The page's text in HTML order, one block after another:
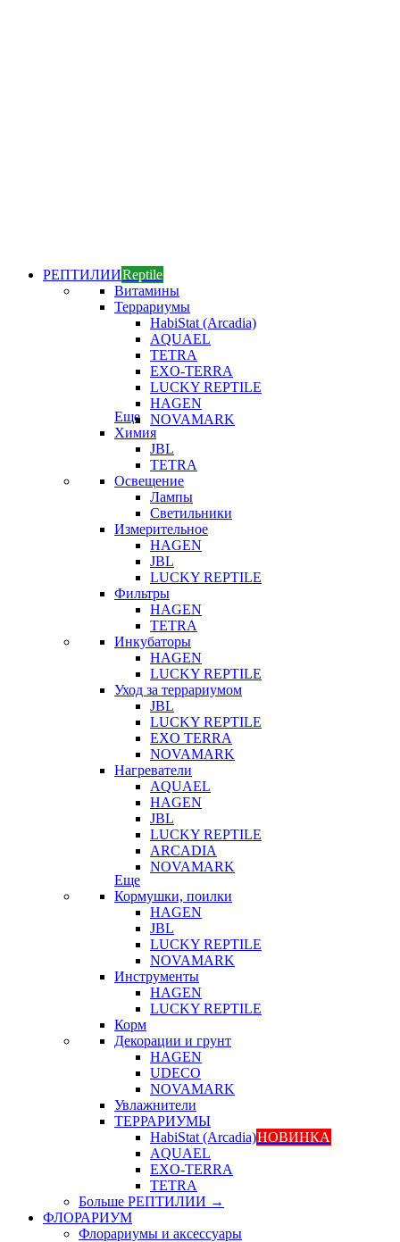
РЕПТИЛИИReptile
Витамины
Террариумы
HabiStat (Arcadia)
AQUAEL
TETRA
EXO-TERRA
LUCKY REPTILE
HAGEN
NOVAMARK
Еще
Химия
JBL
TETRA
Освещение
Лампы
Светильники
Измерительное
HAGEN
JBL
LUCKY REPTILE
Фильтры
HAGEN
TETRA
Инкубаторы
HAGEN
LUCKY REPTILE
Уход за террариумом
JBL
LUCKY REPTILE
EXO TERRA
NOVAMARK
Нагреватели
AQUAEL
HAGEN
JBL
LUCKY REPTILE
ARCADIA
NOVAMARK
Еще
Кормушки, поилки
HAGEN
JBL
LUCKY REPTILE
NOVAMARK
Инструменты
HAGEN
LUCKY REPTILE
Корм
Декорации и грунт
HAGEN
UDECO
NOVAMARK
Увлажнители
ТЕРРАРИУМЫ
HabiStat (Arcadia)НОВИНКА
AQUAEL
EXO-TERRA
TETRA
Больше РЕПТИЛИИ →
ФЛОРАРИУМ
Флорариумы и аксессуары